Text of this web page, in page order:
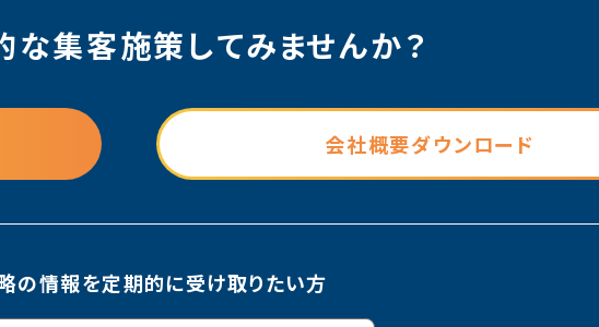
な集客施策してみませんか？
会社概要ダウンロード
の情報を定期的に受け取りたい方